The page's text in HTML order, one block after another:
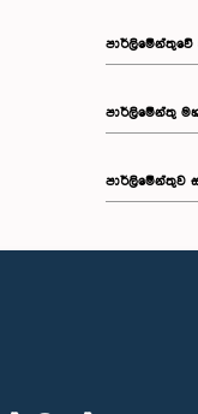
සාමාජික
පාර්ලිමේන්තු
පාර්ලිමේන්තුව